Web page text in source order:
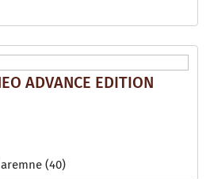
ADVANCE EDITION
(40)